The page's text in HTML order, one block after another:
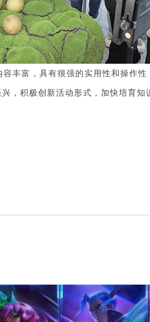
丰富，具有很强的实用性和操作
，积极创新活动形式，加快培育知